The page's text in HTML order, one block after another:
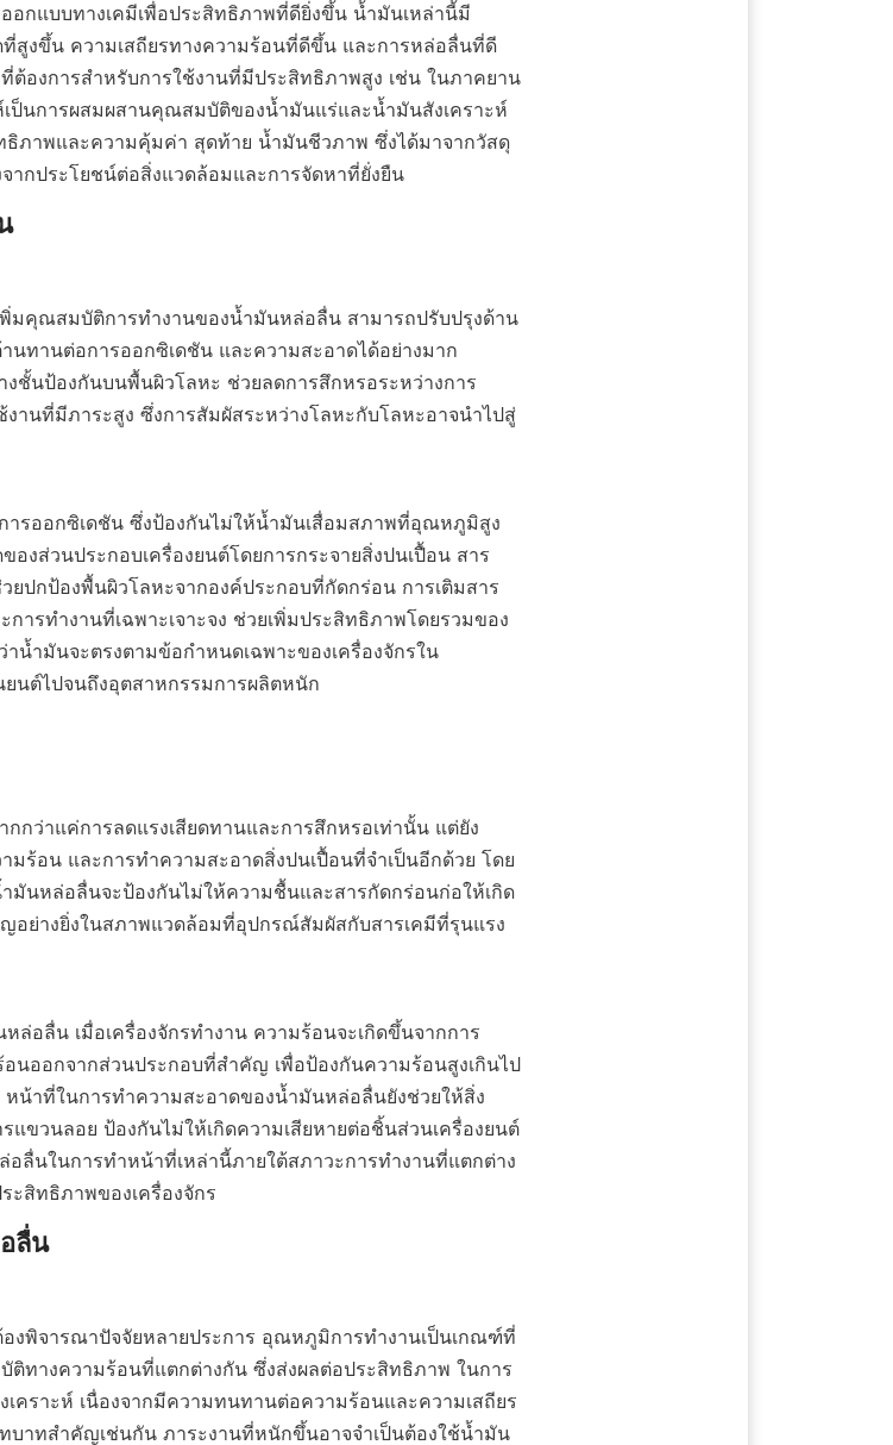
อกแบบทางเคมีเพื่อประสิทธิภาพที่ดียิ่งขึ้น น้ำมันเหล่านี้มี
งขึ้น ความเสถียรทางความร้อนที่ดีขึ้น และการหล่อลื่นที่ดี
องการสำหรับการใช้งานที่มีประสิทธิภาพสูง เช่น ในภาคยาน
ป็นการผสมผสานคุณสมบัติของน้ำมันแร่และน้ำมันสังเคราะห์
ธิภาพและความคุ้มค่า สุดท้าย น้ำมันชีวภาพ ซึ่งได้มาจากวัสดุ
ากประโยชน์ต่อสิ่งแวดล้อมและการจัดหาที่ยั่งยืน
นทานต่อการออกซิเดชัน และความสะอาดได้อย่างมาก
งชั้นป้องกันบนพื้นผิวโลหะ ช่วยลดการสึกหรอระหว่างการ
านที่มีภาระสูง ซึ่งการสัมผัสระหว่างโลหะกับโลหะอาจนำไปสู่
ารออกซิเดชัน ซึ่งป้องกันไม่ให้น้ำมันเสื่อมสภาพที่อุณหภูมิสูง
งส่วนประกอบเครื่องยนต์โดยการกระจายสิ่งปนเปื้อน สาร
ปกป้องพื้นผิวโลหะจากองค์ประกอบที่กัดกร่อน การเติมสาร
การทำงานที่เฉพาะเจาะจง ช่วยเพิ่มประสิทธิภาพโดยรวมของ
น้ำมันจะตรงตามข้อกำหนดเฉพาะของเครื่องจักรใน
นต์ไปจนถึงอุตสาหกรรมการผลิตหนัก
มร้อน และการทำความสะอาดสิ่งปนเปื้อนที่จำเป็นอีกด้วย โดย
นหล่อลื่นจะป้องกันไม่ให้ความชื้นและสารกัดกร่อนก่อให้เกิด
อย่างยิ่งในสภาพแวดล้อมที่อุปกรณ์สัมผัสกับสารเคมีที่รุนแรง
อลื่น เมื่อเครื่องจักรทำงาน ความร้อนจะเกิดขึ้นจากการ
นออกจากส่วนประกอบที่สำคัญ เพื่อป้องกันความร้อนสูงเกินไป
น้าที่ในการทำความสะอาดของน้ำมันหล่อลื่นยังช่วยให้สิ่ง
แขวนลอย ป้องกันไม่ให้เกิดความเสียหายต่อชิ้นส่วนเครื่องยนต์
ลื่นในการทำหน้าที่เหล่านี้ภายใต้สภาวะการทำงานที่แตกต่าง
ะสิทธิภาพของเครื่องจักร
ลื่น
ทางความร้อนที่แตกต่างกัน ซึ่งส่งผลต่อประสิทธิภาพ ในการ
ราะห์ เนื่องจากมีความทนทานต่อความร้อนและความเสถียร
าทสำคัญเช่นกัน ภาระงานที่หนักขึ้นอาจจำเป็นต้องใช้น้ำมัน